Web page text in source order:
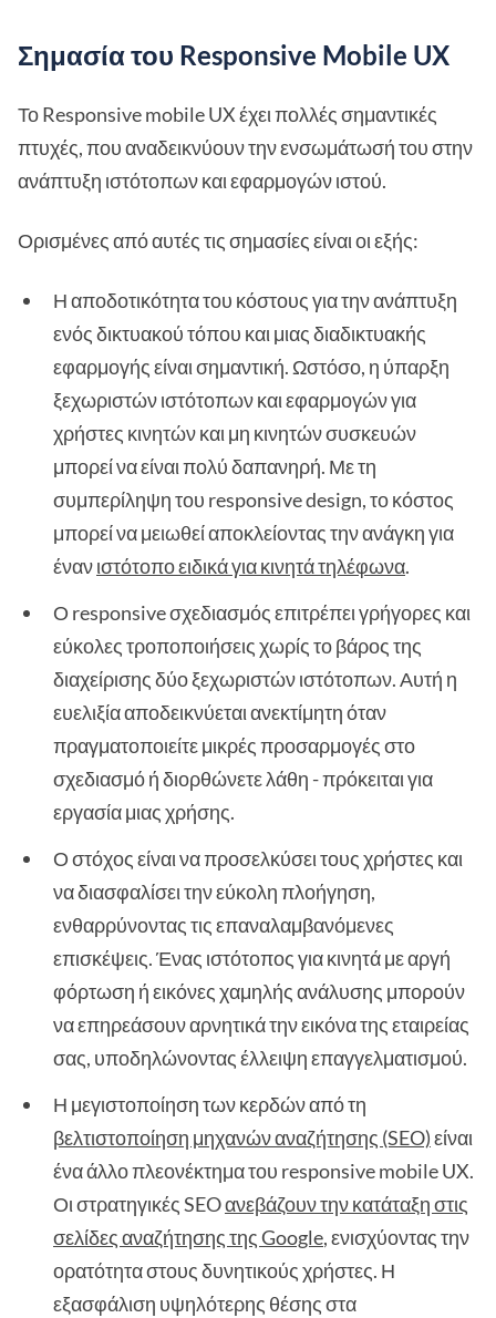
Σημασία του Responsive Mobile UX
Το Responsive mobile UX έχει πολλές σημαντικές
πτυχές, που αναδεικνύουν την ενσωμάτωσή του στην
ανάπτυξη ιστότοπων και εφαρμογών ιστού.
Ορισμένες από αυτές τις σημασίες είναι οι εξής:
Η αποδοτικότητα του κόστους για την ανάπτυξη
ενός δικτυακού τόπου και μιας διαδικτυακής
εφαρμογής είναι σημαντική. Ωστόσο, η ύπαρξη
ξεχωριστών ιστότοπων και εφαρμογών για
χρήστες κινητών και μη κινητών συσκευών
μπορεί να είναι πολύ δαπανηρή. Με τη
συμπερίληψη του responsive design, το κόστος
μπορεί να μειωθεί αποκλείοντας την ανάγκη για
ένανιστότοπο ειδικά για κινητά τηλέφωνα.
Ο responsive σχεδιασμός επιτρέπει γρήγορες και
εύκολες τροποποιήσεις χωρίς το βάρος της
διαχείρισης δύο ξεχωριστών ιστότοπων. Αυτή η
ευελιξία αποδεικνύεται ανεκτίμητη όταν
πραγματοποιείτε μικρές προσαρμογές στο
σχεδιασμό ή διορθώνετε λάθη - πρόκειται για
εργασία μιας χρήσης.
Ο στόχος είναι να προσελκύσει τους χρήστες και
να διασφαλίσει την εύκολη πλοήγηση,
ενθαρρύνοντας τις επαναλαμβανόμενες
επισκέψεις. Ένας ιστότοπος για κινητά με αργή
φόρτωση ή εικόνες χαμηλής ανάλυσης μπορούν
να επηρεάσουν αρνητικά την εικόνα της εταιρείας
σας, υποδηλώνοντας έλλειψη επαγγελματισμού.
Η μεγιστοποίηση των κερδών από τη
βελτιστοποίηση μηχανών αναζήτησης (SEO)είναι
ένα άλλο πλεονέκτημα του responsive mobile UX.
Οι στρατηγικές SEOανεβάζουν την κατάταξη στις
σελίδες αναζήτησης της Google, ενισχύοντας την
ορατότητα στους δυνητικούς χρήστες. Η
εξασφάλιση υψηλότερης θέσης στα